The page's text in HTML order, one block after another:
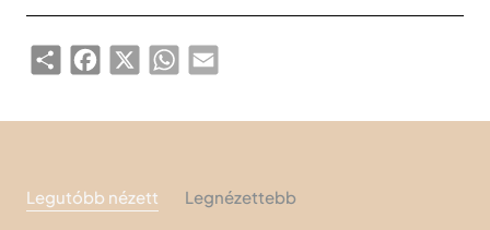
ShareFacebook
X WhatsAppEmail
Legutóbb nézett Legnézettebb